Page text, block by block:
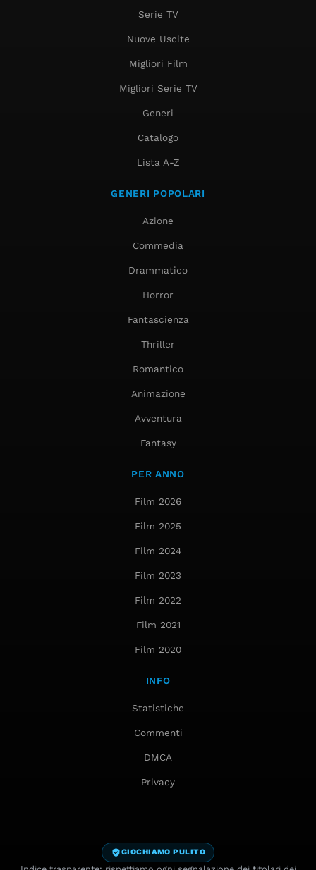
Serie TV
Nuove Uscite
Migliori Film
Migliori Serie TV
Generi
Catalogo
Lista A-Z
GENERI POPOLARI
Azione
Commedia
Drammatico
Horror
Fantascienza
Thriller
Romantico
Animazione
Avventura
Fantasy
PER ANNO
Film 2026
Film 2025
Film 2024
Film 2023
Film 2022
Film 2021
Film 2020
INFO
Statistiche
Commenti
DMCA
Privacy
GIOCHIAMO PULITO